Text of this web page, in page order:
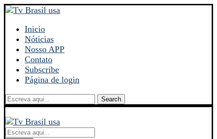
Inicio
Nóticias
Nosso APP
Contato
Subscribe
Página de login
Search